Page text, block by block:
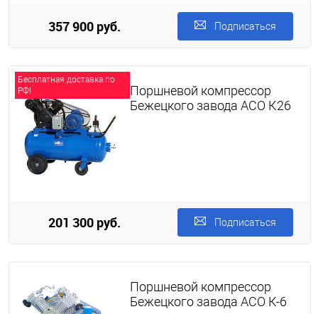
357 900 руб. Подписаться
Бесплатная доставка по
РФ!
Поршневой компрессор
Бежецкого завода АСО К26
201 300 руб. Подписаться
Поршневой компрессор
Бежецкого завода АСО К-6